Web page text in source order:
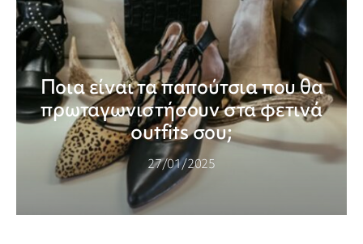
Ποια είναι τα παπούτσια που θα
πρωταγωνιστήσουν στα φετινά
outfits σου;
27/01/2025